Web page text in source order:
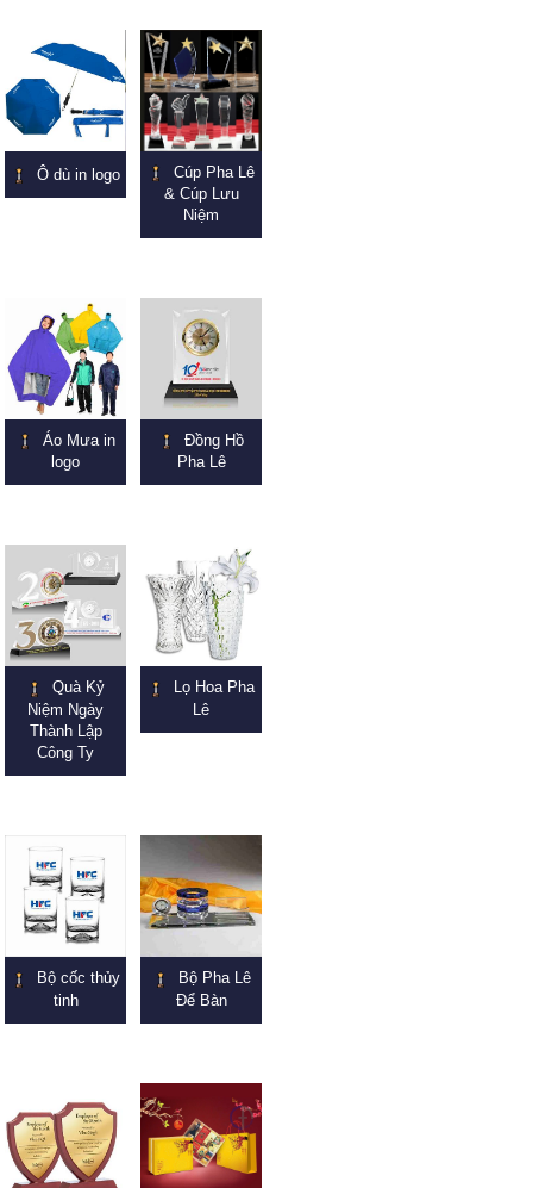
Ô dù in logo
Cúp Pha Lê
& Cúp Lưu
Niệm
Áo Mưa in
logo
Đồng Hồ
Pha Lê
Quà Kỷ
Niệm Ngày
Thành Lập
Công Ty
Lọ Hoa Pha
Lê
Bộ cốc thủy
tinh
Bộ Pha Lê
Để Bàn